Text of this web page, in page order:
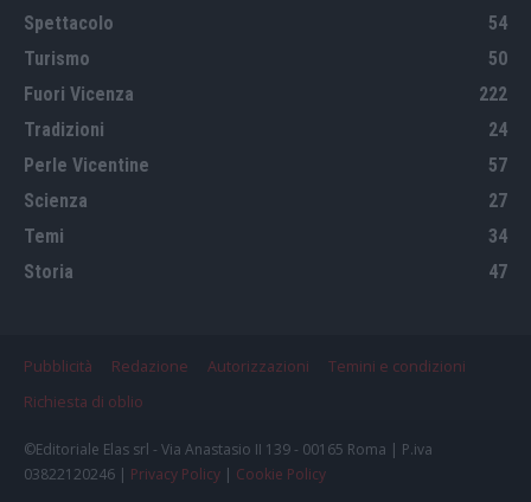
Spettacolo
54
Turismo
50
Fuori Vicenza
222
Tradizioni
24
Perle Vicentine
57
Scienza
27
Temi
34
Storia
47
Pubblicità Redazione Autorizzazioni
Temini e condizioni
Richiesta di oblio
©Editoriale Elas srl - Via Anastasio II 139 - 00165 Roma | P.iva
03822120246 | Privacy Policy | Cookie Policy